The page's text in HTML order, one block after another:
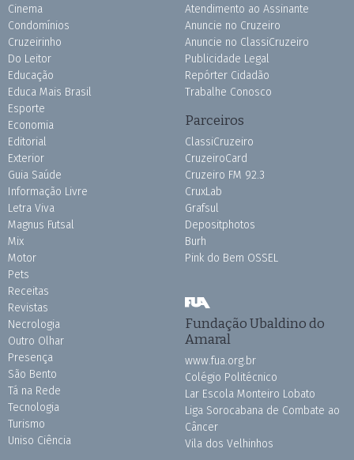
Cinema
Condomínios
Cruzeirinho
Do Leitor
Educação
Educa Mais Brasil
Esporte
Economia
Editorial
Exterior
Guia Saúde
Informação Livre
Letra Viva
Magnus Futsal
Mix
Motor
Pets
Receitas
Revistas
Necrologia
Outro Olhar
Presença
São Bento
Tá na Rede
Tecnologia
Turismo
Uniso Ciência
Atendimento ao Assinante
Anuncie no Cruzeiro
Anuncie no ClassiCruzeiro
Publicidade Legal
Repórter Cidadão
Trabalhe Conosco
Parceiros
ClassiCruzeiro
CruzeiroCard
Cruzeiro FM 92.3
CruxLab
Grafsul
Depositphotos
Burh
Pink do Bem OSSEL
Fundação Ubaldino do
Amaral
www.fua.org.br
Colégio Politécnico
Lar Escola Monteiro Lobato
Liga Sorocabana de Combate ao
Câncer
Vila dos Velhinhos